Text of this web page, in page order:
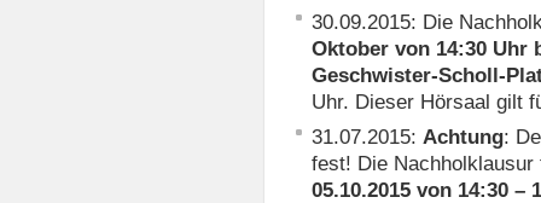
30.09.2015: Die
Oktober von 14:30 Uhr
Geschwister-Scholl-
Uhr. Dieser Hörsaal gilt
31.07.2015:Achtung:
fest! Die
05.10.2015 von 14:30 –